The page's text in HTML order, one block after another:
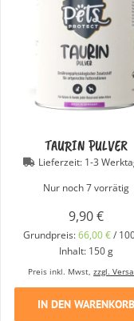
TAURIN PULVER
Lieferzeit: 1-3
Nur noch 7 vorrätig
9,90€
Grundpreis:66,00€/
Inhalt: 150g
Preis inkl. Mwst,zzgl.
IN DEN WARENKORB